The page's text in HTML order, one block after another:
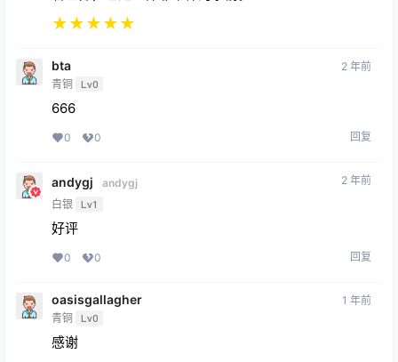
★★★★★
bta
青铜 Lv0
2 年前
666
0 0 回复
andygj
andygj
白银
Lv1
2 年前
好评
0 0 回复
oasisgallagher
青铜 Lv0
1 年前
感谢